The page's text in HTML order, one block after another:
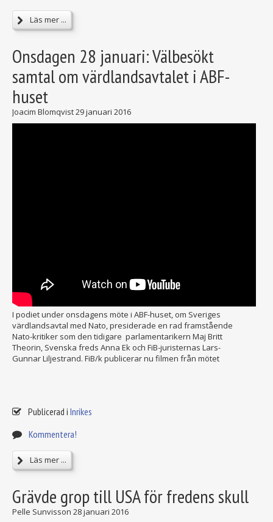
Läs mer ...
Onsdagen 28 januari: Välbesökt
samtal om värdlandsavtalet i ABF-
huset
Joacim Blomqvist29 januari 2016
I podiet under onsdagens möte i ABF-huset, om Sveriges
värdlandsavtal med Nato, presiderade en rad framstående
Nato-kritiker som den tidigare parlamentarikern Maj Britt
Theorin, Svenska freds Anna Ek och FiB-juristernas Lars-
Gunnar Liljestrand. FiB/k publicerar nu filmen från mötet
Publicerad i Inrikes
Kommentera!
Läs mer ...
Grävde grop till USA för fredens skull
Pelle Sunvisson 28 januari 2016